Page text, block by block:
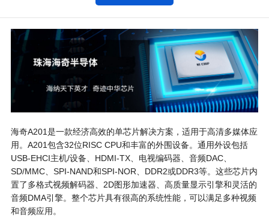
海奇A201是一款经济高效的单芯片解决方案，适用于高清多媒体应
用。A201包含32位RISC CPU和丰富的外围设备。通用外设包括
USB-EHCI主机/设备、HDMI-TX、电视编码器、音频DAC、
SD/MMC、SPI-NAND和SPI-NOR、DDR2或DDR3等。这些芯片内
置了多格式视频解码器、2D图形加速器、高质量显示引擎和灵活的
音频DMA引擎。整个芯片具有很高的系统性能，可以满足多种视频
和音频应用。